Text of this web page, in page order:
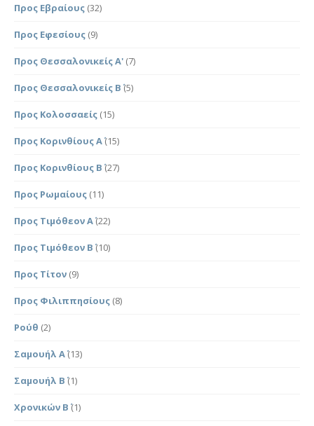
Προς Εβραίους (32)
Προς Εφεσίους (9)
Προς Θεσσαλονικείς Α' (7)
Προς Θεσσαλονικείς Β΄ (5)
Προς Κολοσσαείς (15)
Προς Κορινθίους Α΄(15)
Προς Κορινθίους Β΄ (27)
Προς Ρωμαίους (11)
Προς Τιμόθεον Α΄(22)
Προς Τιμόθεον Β΄ (10)
Προς Τίτον (9)
Προς Φιλιππησίους (8)
Ρούθ (2)
Σαμουήλ Α΄(13)
Σαμουήλ Β΄ (1)
Χρονικών Β΄ (1)